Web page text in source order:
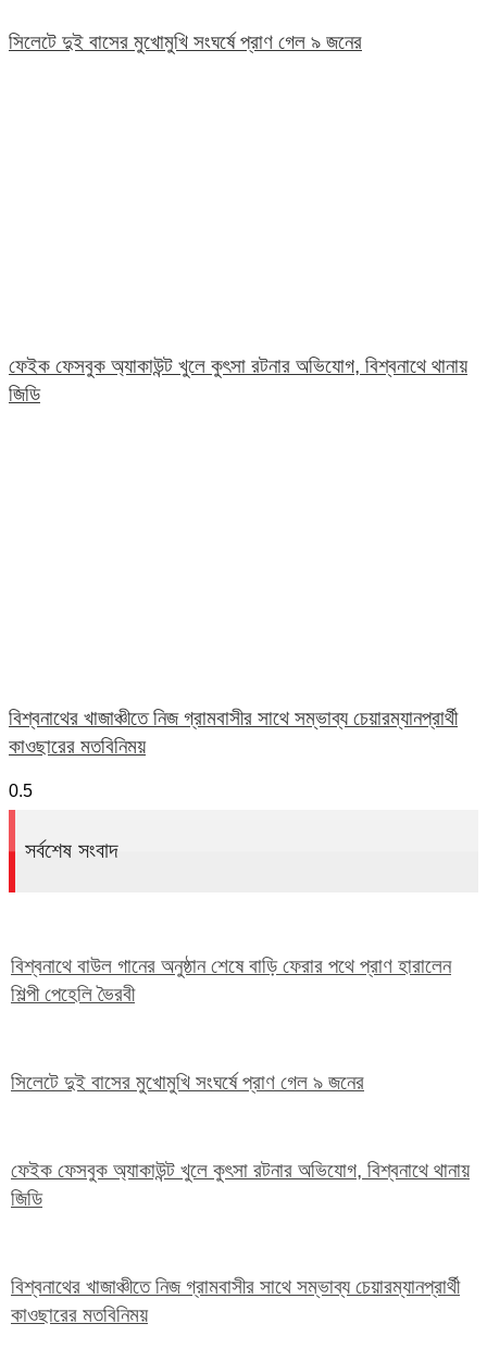
সিলেটে দুই বাসের মুখোমুখি সংঘর্ষে প্রাণ গেল ৯ জনের
ফেইক ফেসবুক অ্যাকাউন্ট খুলে কুৎসা রটনার অভিযোগ, বিশ্বনাথে থানায়
জিডি
বিশ্বনাথের খাজাঞ্চীতে নিজ গ্রামবাসীর সাথে সম্ভাব্য চেয়ারম্যানপ্রার্থী
কাওছারের মতবিনিময়
সর্বশেষ সংবাদ
বিশ্বনাথে বাউল গানের অনুষ্ঠান শেষে বাড়ি ফেরার পথে প্রাণ হারালেন
শিল্পী পেহেলি ভৈরবী
সিলেটে দুই বাসের মুখোমুখি সংঘর্ষে প্রাণ গেল ৯ জনের
ফেইক ফেসবুক অ্যাকাউন্ট খুলে কুৎসা রটনার অভিযোগ, বিশ্বনাথে থানায়
জিডি
বিশ্বনাথের খাজাঞ্চীতে নিজ গ্রামবাসীর সাথে সম্ভাব্য চেয়ারম্যানপ্রার্থী
কাওছারের মতবিনিময়